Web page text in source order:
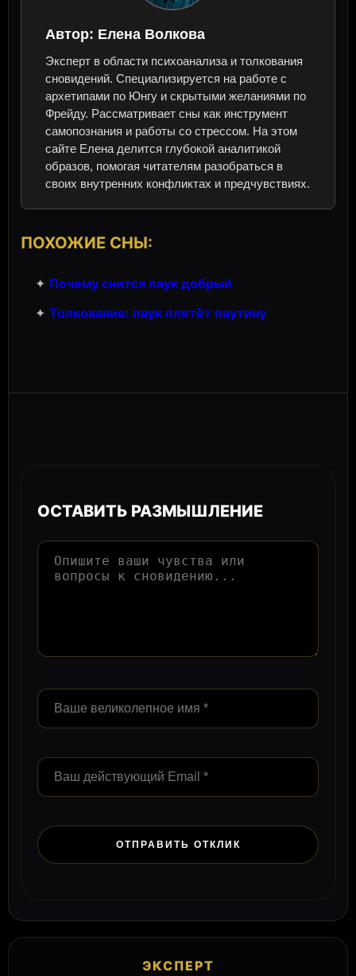
Автор: Елена Волкова
Эксперт в области психоанализа и толкования
сновидений. Специализируется на работе с
архетипами по Юнгу и скрытыми желаниями по
Фрейду. Рассматривает сны как инструмент
самопознания и работы со стрессом. На этом
сайте Елена делится глубокой аналитикой
образов, помогая читателям разобраться в
своих внутренних конфликтах и предчувствиях.
ПОХОЖИЕ СНЫ:
✦ Почему снится паук добрый
✦ Толкование: паук плетёт паутину
ОСТАВИТЬ РАЗМЫШЛЕНИЕ
ЭКСПЕРТ